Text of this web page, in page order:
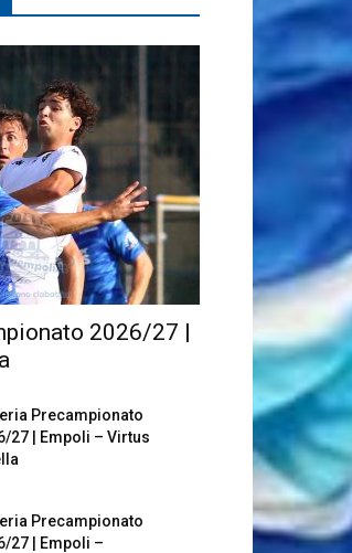
2026/27 |
Precampionato
27 | Empoli – Virtus
Precampionato
27 | Empoli –